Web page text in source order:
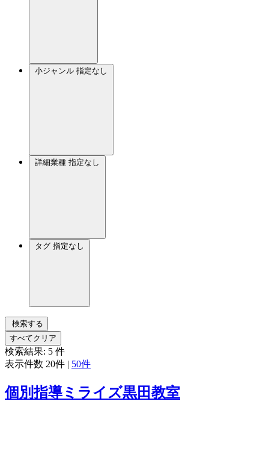
小ジャンル 指定なし
詳細業種 指定なし
タグ 指定なし
検索する
すべてクリア
検索結果: 5 件
表示件数 20件 | 50件
個別指導ミライズ黒田教室